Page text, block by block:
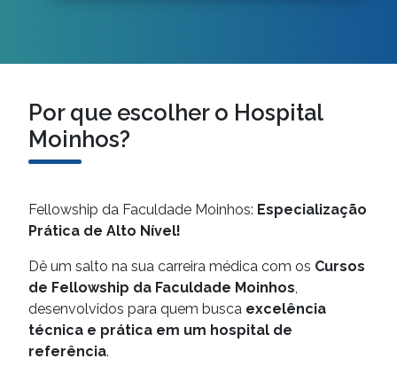
Por que escolher o Hospital
Moinhos?
Fellowship da Faculdade Moinhos: Especialização
Prática de Alto Nível!
Dê um salto na sua carreira médica com os Cursos
de Fellowship da Faculdade Moinhos,
desenvolvidos para quem busca excelência
técnica e prática em um hospital de
referência.